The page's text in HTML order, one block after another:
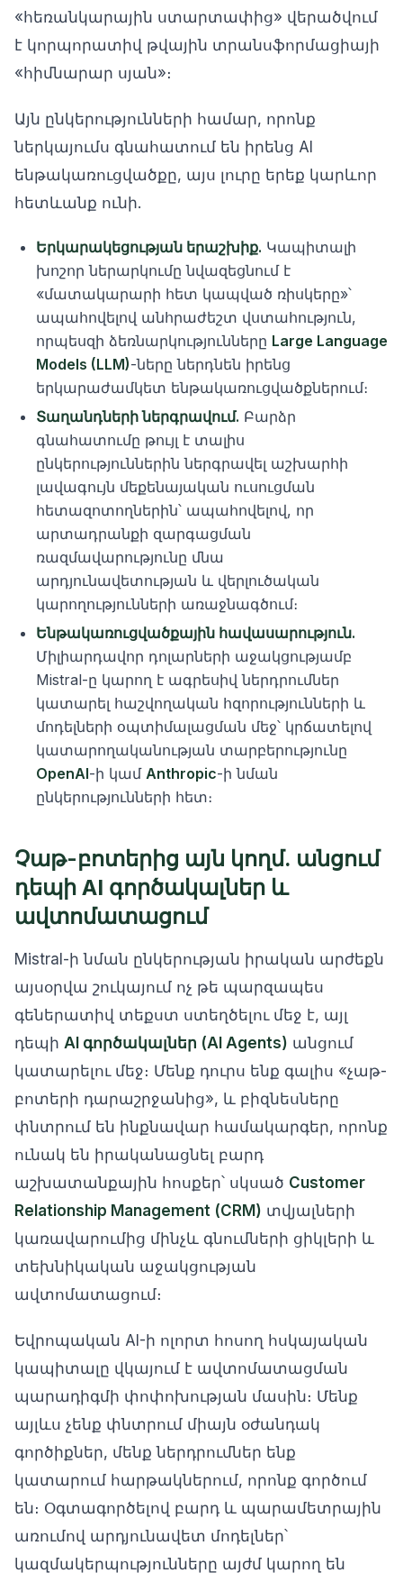
«հեռանկարային ստարտափից» վերածվում
է կորպորատիվ թվային տրանսֆորմացիայի
«հիմնարար սյան»։
Այն ընկերությունների համար, որոնք
ներկայումս գնահատում են իրենց AI
ենթակառուցվածքը, այս լուրը երեք կարևոր
հետևանք ունի.
Երկարակեցության երաշխիք. Կապիտալի
խոշոր ներարկումը նվազեցնում է
«մատակարարի հետ կապված ռիսկերը»՝
ապահովելով անհրաժեշտ վստահություն,
որպեսզի ձեռնարկությունները Large Language
Models (LLM)-ները ներդնեն իրենց
երկարաժամկետ ենթակառուցվածքներում։
Տաղանդների ներգրավում. Բարձր
գնահատումը թույլ է տալիս
ընկերություններին ներգրավել աշխարհի
լավագույն մեքենայական ուսուցման
հետազոտողներին՝ ապահովելով, որ
արտադրանքի զարգացման
ռազմավարությունը մնա
արդյունավետության և վերլուծական
կարողությունների առաջնագծում։
Ենթակառուցվածքային հավասարություն.
Միլիարդավոր դոլարների աջակցությամբ
Mistral-ը կարող է ագրեսիվ ներդրումներ
կատարել հաշվողական հզորությունների և
մոդելների օպտիմալացման մեջ՝ կրճատելով
կատարողականության տարբերությունը
OpenAI-ի կամ Anthropic-ի նման
ընկերությունների հետ։
Չաթ-բոտերից այն կողմ. անցում
դեպի AI գործակալներ և
ավտոմատացում
Mistral-ի նման ընկերության իրական արժեքն
այսօրվա շուկայում ոչ թե պարզապես
գեներատիվ տեքստ ստեղծելու մեջ է, այլ
դեպի AI գործակալներ (AI Agents) անցում
կատարելու մեջ։ Մենք դուրս ենք գալիս «չաթ-
բոտերի դարաշրջանից», և բիզնեսները
փնտրում են ինքնավար համակարգեր, որոնք
ունակ են իրականացնել բարդ
աշխատանքային հոսքեր՝ սկսած Customer
Relationship Management (CRM) տվյալների
կառավարումից մինչև գնումների ցիկլերի և
տեխնիկական աջակցության
ավտոմատացում։
Եվրոպական AI-ի ոլորտ հոսող հսկայական
կապիտալը վկայում է ավտոմատացման
պարադիգմի փոփոխության մասին։ Մենք
այլևս չենք փնտրում միայն օժանդակ
գործիքներ, մենք ներդրումներ ենք
կատարում հարթակներում, որոնք գործում
են։ Օգտագործելով բարդ և պարամետրային
առումով արդյունավետ մոդելներ՝
կազմակերպությունները այժմ կարող են